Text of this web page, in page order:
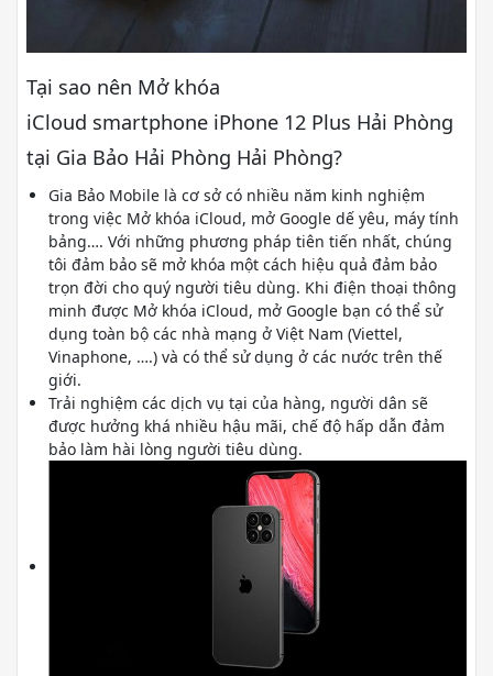
Tại sao nên Mở khóa
iCloud smartphone iPhone 12 Plus Hải Phòng
tại Gia Bảo Hải Phòng Hải Phòng?
Gia Bảo Mobile là cơ sở có nhiều năm kinh nghiệm
trong việc Mở khóa iCloud, mở Google dế yêu, máy tính
bảng…. Với những phương pháp tiên tiến nhất, chúng
tôi đảm bảo sẽ mở khóa một cách hiệu quả đảm bảo
trọn đời cho quý người tiêu dùng. Khi điện thoại thông
minh được Mở khóa iCloud, mở Google bạn có thể sử
dụng toàn bộ các nhà mạng ở Việt Nam (Viettel,
Vinaphone, ….) và có thể sử dụng ở các nước trên thế
giới.
Trải nghiệm các dịch vụ tại của hàng, người dân sẽ
được hưởng khá nhiều hậu mãi, chế độ hấp dẫn đảm
bảo làm hài lòng người tiêu dùng.